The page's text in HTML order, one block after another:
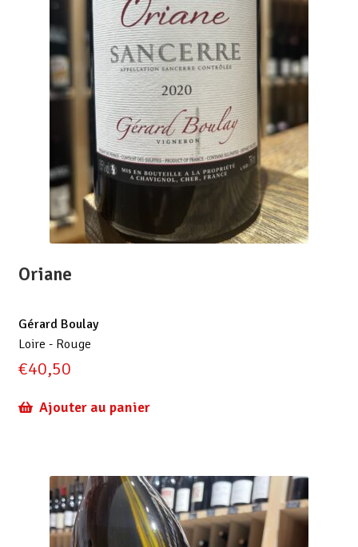
Oriane
Gérard Boulay
Loire - Rouge
€40,50
Ajouter au panier